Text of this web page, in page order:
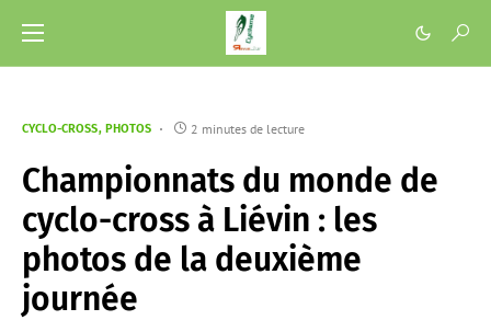
CYCLO-CROSS PHOTOS 2 minutes de lecture
Championnats du monde de
cyclo-cross à Liévin : les
photos de la deuxième
journée